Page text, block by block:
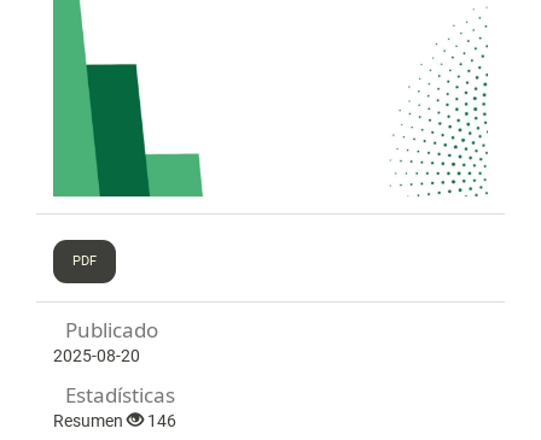
PDF
Publicado
2025-08-20
Estadísticas
Resumen 146